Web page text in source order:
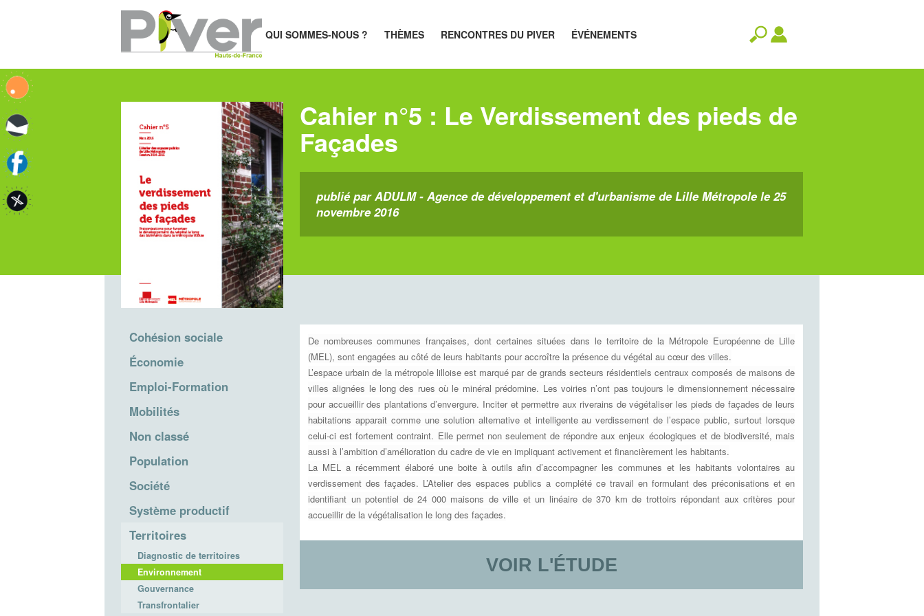
QUI SOMMES-NOUS ? THÈMES RENCONTRES DU PIVER ÉVÉNEMENTS
Cahier n°5 : Le Verdissement des pieds de
Façades
publié par ADULM - Agence de développement et d'urbanisme de Lille Métropole le 25
novembre 2016
Cohésion sociale
Économie
Emploi-Formation
Mobilités
Non classé
Population
Société
Système productif
Territoires
Diagnostic de territoires
Environnement
Gouvernance
Transfrontalier
De nombreuses communes françaises, dont certaines situées dans le territoire de la Métropole Européenne de Lille
(MEL), sont engagées au côté de leurs habitants pour accroître la présence du végétal au cœur des villes.
L’espace urbain de la métropole lilloise est marqué par de grands secteurs résidentiels centraux composés de maisons de
villes alignées le long des rues où le minéral prédomine. Les voiries n’ont pas toujours le dimensionnement nécessaire
pour accueillir des plantations d’envergure. Inciter et permettre aux riverains de végétaliser les pieds de façades de leurs
habitations apparait comme une solution alternative et intelligente au verdissement de l’espace public, surtout lorsque
celui-ci est fortement contraint. Elle permet non seulement de répondre aux enjeux écologiques et de biodiversité, mais
aussi à l’ambition d’amélioration du cadre de vie en impliquant activement et financièrement les habitants.
La MEL a récemment élaboré une boite à outils afin d’accompagner les communes et les habitants volontaires au
verdissement des façades. L’Atelier des espaces publics a complété ce travail en formulant des préconisations et en
identifiant un potentiel de 24 000 maisons de ville et un linéaire de 370 km de trottoirs répondant aux critères pour
accueillir de la végétalisation le long des façades.
VOIR L'ÉTUDE